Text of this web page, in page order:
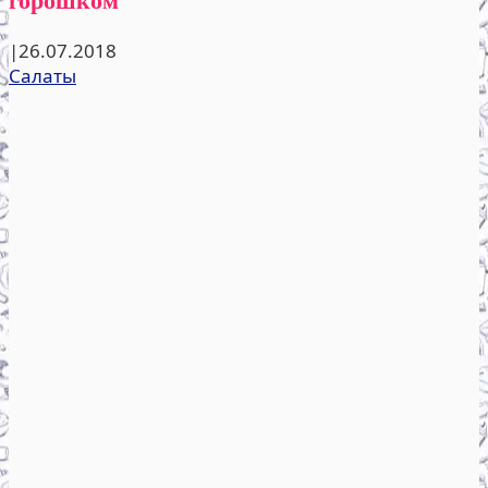
|26.07.2018
Салаты